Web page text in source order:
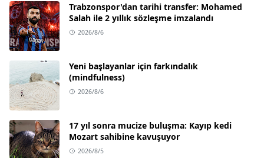
Trabzonspor'dan tarihi transfer: Mohamed
Salah ile 2 yıllık sözleşme imzalandı
2026/8/6
Yeni başlayanlar için farkındalık
(mindfulness)
2026/8/6
17 yıl sonra mucize buluşma: Kayıp kedi
Mozart sahibine kavuşuyor
2026/8/5